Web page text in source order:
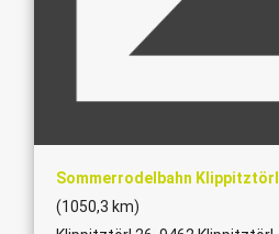
Sommerrodelbahn Klippitztörl
(1050,3 km)